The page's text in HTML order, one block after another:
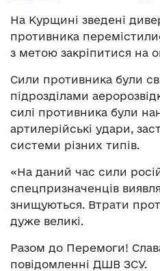
На Курщині зведені
противника
з метою закріпитися на
Сили противника були
підрозділами
силі противника були
артилерійські удари,
системи різних типів.
«На даний час сили
спецпризначенців
знищуються. Втрати
дуже великі.
Разом до Перемоги!
повідомленні ДШВ ЗСУ.